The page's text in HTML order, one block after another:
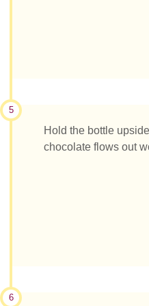
5
Hold the bottle
chocolate flows out
6